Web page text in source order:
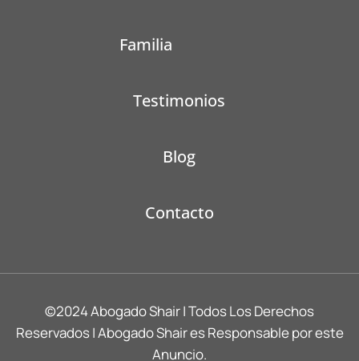
Familia
Testimonios
Blog
Contacto
©2024 Abogado Shair | Todos Los Derechos
Reservados | Abogado Shair es Responsable por este
Anuncio.